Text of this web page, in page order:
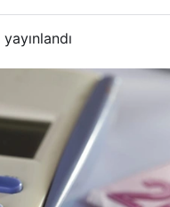
yayınlandı